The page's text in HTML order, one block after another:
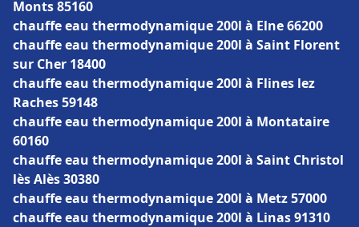
Monts 85160
chauffe eau thermodynamique 200l à Elne 66200
chauffe eau thermodynamique 200l à Saint Florent
sur Cher 18400
chauffe eau thermodynamique 200l à Flines lez
Raches 59148
chauffe eau thermodynamique 200l à Montataire
60160
chauffe eau thermodynamique 200l à Saint Christol
lès Alès 30380
chauffe eau thermodynamique 200l à Metz 57000
chauffe eau thermodynamique 200l à Linas 91310